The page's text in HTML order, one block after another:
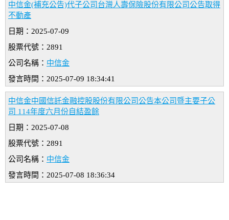
中信金(補充公告)代子公司台灣人壽保險股份有限公司公告取得
不動產
日期：2025-07-09
股票代號：2891
公司名稱： 中信金
發言時間：2025-07-09 18:34:41
中信金中國信託金融控股股份有限公司公告本公司暨主要子公
司 114年度六月份自結盈餘
日期：2025-07-08
股票代號：2891
公司名稱： 中信金
發言時間：2025-07-08 18:36:34